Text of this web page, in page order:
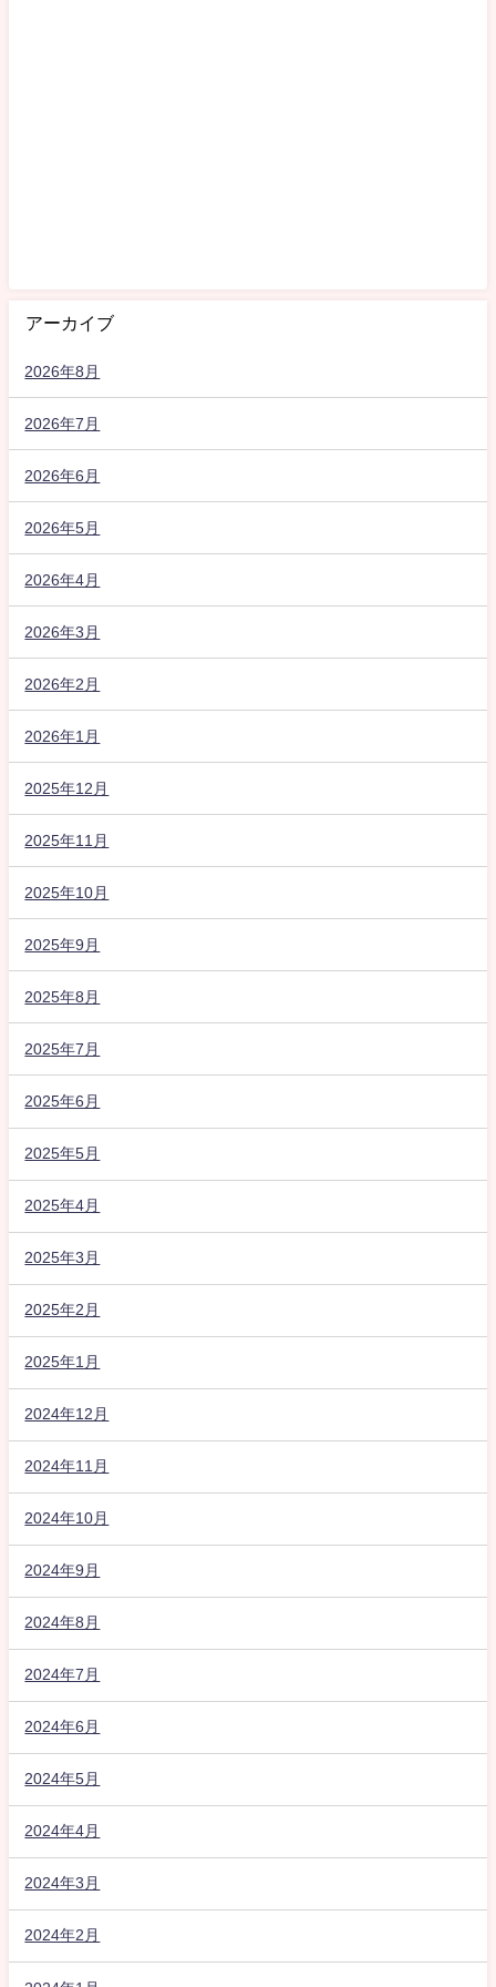
アーカイブ
2026年8月
2026年7月
2026年6月
2026年5月
2026年4月
2026年3月
2026年2月
2026年1月
2025年12月
2025年11月
2025年10月
2025年9月
2025年8月
2025年7月
2025年6月
2025年5月
2025年4月
2025年3月
2025年2月
2025年1月
2024年12月
2024年11月
2024年10月
2024年9月
2024年8月
2024年7月
2024年6月
2024年5月
2024年4月
2024年3月
2024年2月